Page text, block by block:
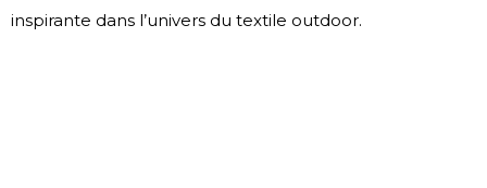
inspirante dans l’univers du textile outdoor.